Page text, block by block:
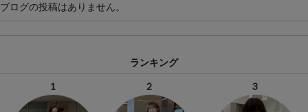
ブログの投稿はありません。
ランキング
1 2 3